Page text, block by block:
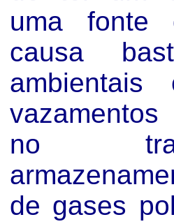
uma fonte
causa
ambientais
no
de gases